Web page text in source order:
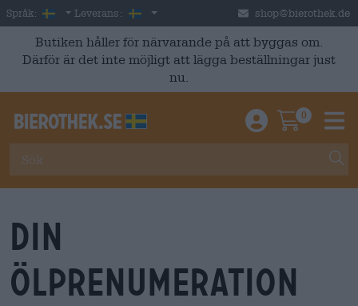
Skip to main content
Språk: Swedish
Leverans: Sverige shop@bierothek.de
Butiken håller för närvarande på att byggas om.
Därför är det inte möjligt att lägga beställningar just
nu.
Einloggen /
0
Din
ölprenumeration